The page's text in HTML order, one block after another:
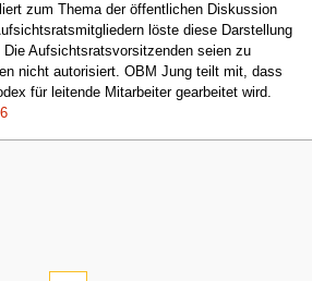
zum Thema der öffentlichen Diskussion
löste diese Darstellung
Aufsichtsratsvorsitzenden seien zu
nicht autorisiert. OBM Jung teilt mit, dass
für leitende Mitarbeiter gearbeitet wird.